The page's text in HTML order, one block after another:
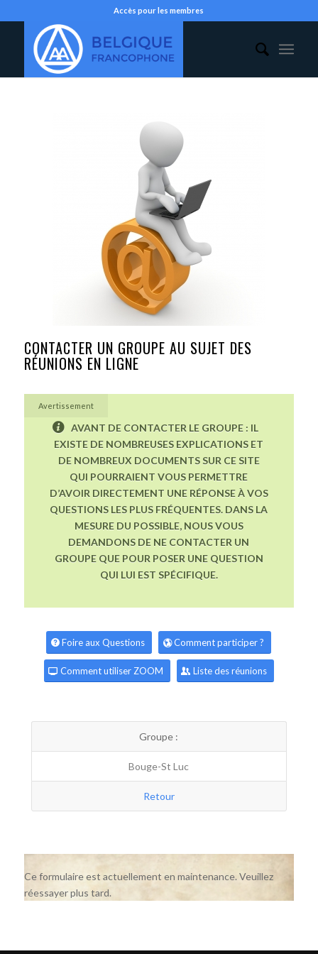
Accès pour les membres
CONTACTER UN GROUPE AU SUJET DES
RÉUNIONS EN LIGNE
Avertissement
AVANT DE CONTACTER LE GROUPE : IL
EXISTE DE NOMBREUSES EXPLICATIONS ET
DE NOMBREUX DOCUMENTS SUR CE SITE
QUI POURRAIENT VOUS PERMETTRE
D’AVOIR DIRECTEMENT UNE RÉPONSE À VOS
QUESTIONS LES PLUS FRÉQUENTES. DANS LA
MESURE DU POSSIBLE, NOUS VOUS
DEMANDONS DE NE CONTACTER UN
GROUPE QUE POUR POSER UNE QUESTION
QUI LUI EST SPÉCIFIQUE.
Foire aux Questions Comment participer ?
Comment utiliser ZOOM Liste des réunions
Groupe :
Bouge-St Luc
Retour
Ce formulaire est actuellement en maintenance. Veuillez
réessayer plus tard.